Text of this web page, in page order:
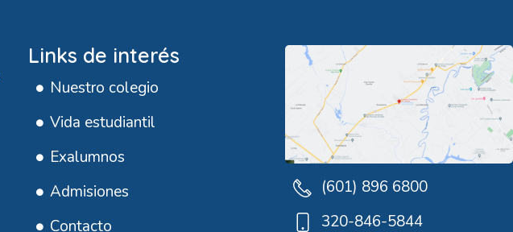
Links de interés
Nuestro colegio
Vida estudiantil
Exalumnos
Admisiones
Contacto
(601) 896 6800
320-846-5844